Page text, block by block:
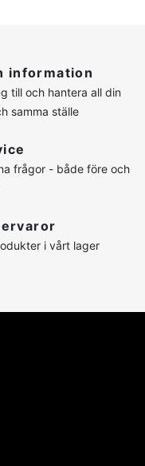
information
till och hantera all din
samma ställe
frågor - både före och
i vårt lager